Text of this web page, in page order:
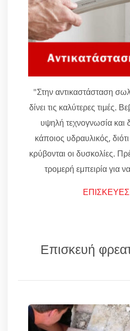
"Στην αντικαστάσταση
δίνει τις καλύτερες τιμές.
υψηλή τεχνογνωσία και
κάποιος υδραυλικός,
κρύβονται οι δυσκολίες.
τρομερή εμπειρία για
Επισκευή